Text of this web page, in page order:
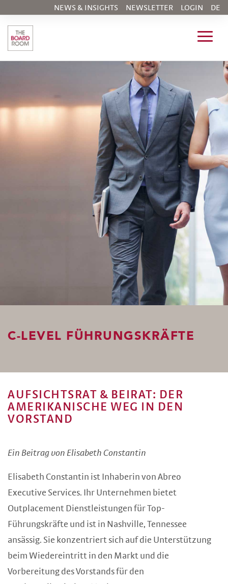
NEWS & INSIGHTS NEWSLETTER LOGIN DE
C-LEVEL FÜHRUNGSKRÄFTE
AUFSICHTSRAT & BEIRAT: DER
AMERIKANISCHE WEG IN DEN
VORSTAND
Ein Beitrag von Elisabeth Constantin
Elisabeth Constantin ist Inhaberin von Abreo
Executive Services. Ihr Unternehmen bietet
Outplacement Dienstleistungen für Top-
Führungskräfte und ist in Nashville, Tennessee
ansässig. Sie konzentriert sich auf die Unterstützung
beim Wiedereintritt in den Markt und die
Vorbereitung des Vorstands für den